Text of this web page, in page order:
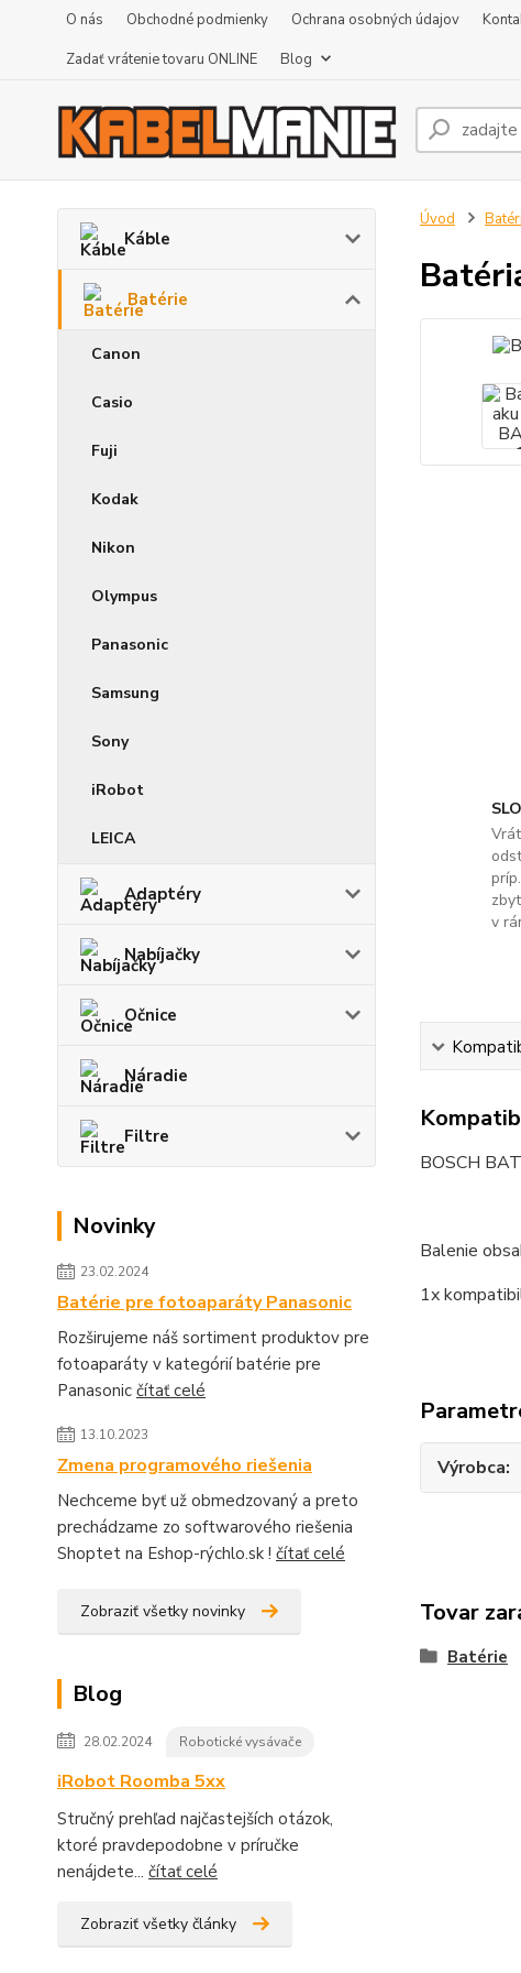
O nás Obchodné podmienky Ochrana osobných údajov
Zadať vrátenie tovaru ONLINE
Blog
Káble
Batérie
Canon
Casio
Fuji
Kodak
Nikon
Olympus
Panasonic
Samsung
Sony
iRobot
LEICA
Adaptéry
Nabíjačky
Očnice
Náradie
Filtre
Novinky
23.02.2024
Batérie pre fotoaparáty Panasonic
Rozširujeme náš sortiment produktov pre
fotoaparáty v kategórií batérie pre
Panasonic čítať celé
13.10.2023
Zmena programového riešenia
Nechceme byť už obmedzovaný a preto
prechádzame zo softwarového riešenia
Shoptet na Eshop-rýchlo.sk ! čítať celé
Zobraziť všetky novinky
Blog
28.02.2024 Robotické vysávače
iRobot Roomba 5xx
Stručný prehľad najčastejších otázok,
ktoré pravdepodobne v príručke
nenájdete... čítať celé
Zobraziť všetky články
Úvod
v
BOSCH
Balenie
1x
Výrobca
Tovar
Batérie